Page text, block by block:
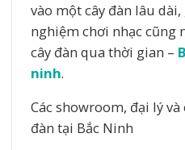
vào một cây đàn lâu
nghiệm chơi nhạc cũng
cây đàn qua thời gian –
ninh.
Các showroom, đại lý
đàn tại Bắc Ninh